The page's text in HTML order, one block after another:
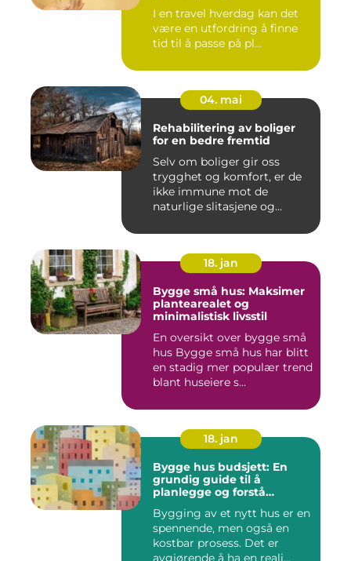
I en travel hverdag kan det
være en utfordring å finne
tid til å passe på pl...
04. mai
Rehabilitering av boliger
for en bedre fremtid
Selv om boliger gir oss
trygghet og komfort, er de
ikke immune mot de
naturlige slitasjene og
18. jan
Bygge små hus: Maksimer
plantearealet og
minimalistisk livsstil
En oversikt over bygge små
hus Bygge små hus har blitt
en stadig mer populær trend
blant huseiere s...
18. jan
Bygge hus budsjett: En
grundig guide til å
planlegge og forstå
Bygging av et nytt hus er en
spennende, men også en
kostbar prosess. Det er
avgjørende å ha en reali...